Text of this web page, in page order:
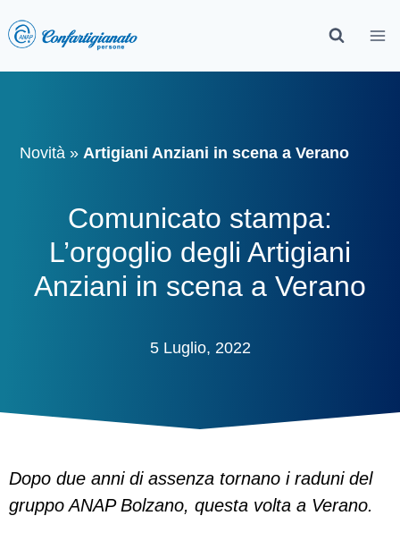
Novità » Artigiani Anziani in scena a Verano
Comunicato stampa:
L’orgoglio degli Artigiani
Anziani in scena a Verano
5 Luglio, 2022
Dopo due anni di assenza tornano i raduni del
gruppo ANAP Bolzano, questa volta a Verano.